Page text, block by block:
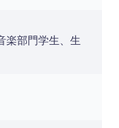
楽部門学生、生